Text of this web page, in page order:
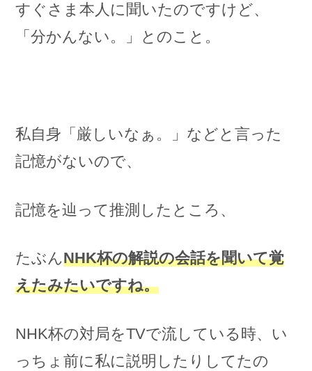
すぐさま本人に聞いたのですけど、
「分かんない。」とのこと。
私自身「厳しいなぁ。」などと言った
記憶がないので、
記憶を辿って推測したところ、
たぶんNHK杯の解説の会話を聞いて覚
えたみたいですね。
NHK杯の対局をTVで流している時、い
っちょ前に私に説明したりしてたの